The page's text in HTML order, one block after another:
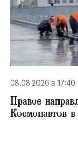
08.08.2026 в 17:40
Правое
Космонавтов